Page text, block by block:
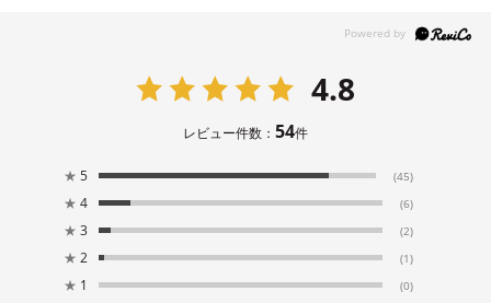
4.8
レビュー件数： 54件
★ 5 (45)
★ 4 (6)
★ 3 (2)
★ 2 (1)
★ 1 (0)